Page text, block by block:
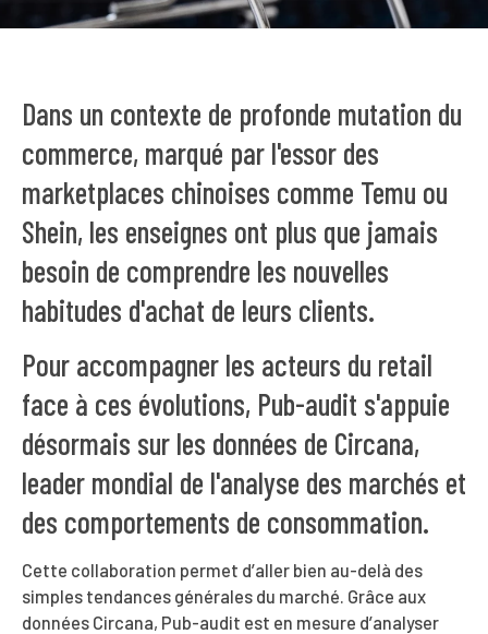
Dans un contexte de profonde mutation du
commerce, marqué par l'essor des
marketplaces chinoises comme Temu ou
Shein, les enseignes ont plus que jamais
besoin de comprendre les nouvelles
habitudes d'achat de leurs clients.
Pour accompagner les acteurs du retail
face à ces évolutions, Pub-audit s'appuie
désormais sur les données de Circana,
leader mondial de l'analyse des marchés et
des comportements de consommation.
Cette collaboration permet d’aller bien au-delà des
simples tendances générales du marché. Grâce aux
données Circana, Pub-audit est en mesure d’analyser